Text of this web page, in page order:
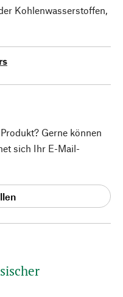
Kohlenwasserstoffen,
Gerne können
sich Ihr E-Mail-